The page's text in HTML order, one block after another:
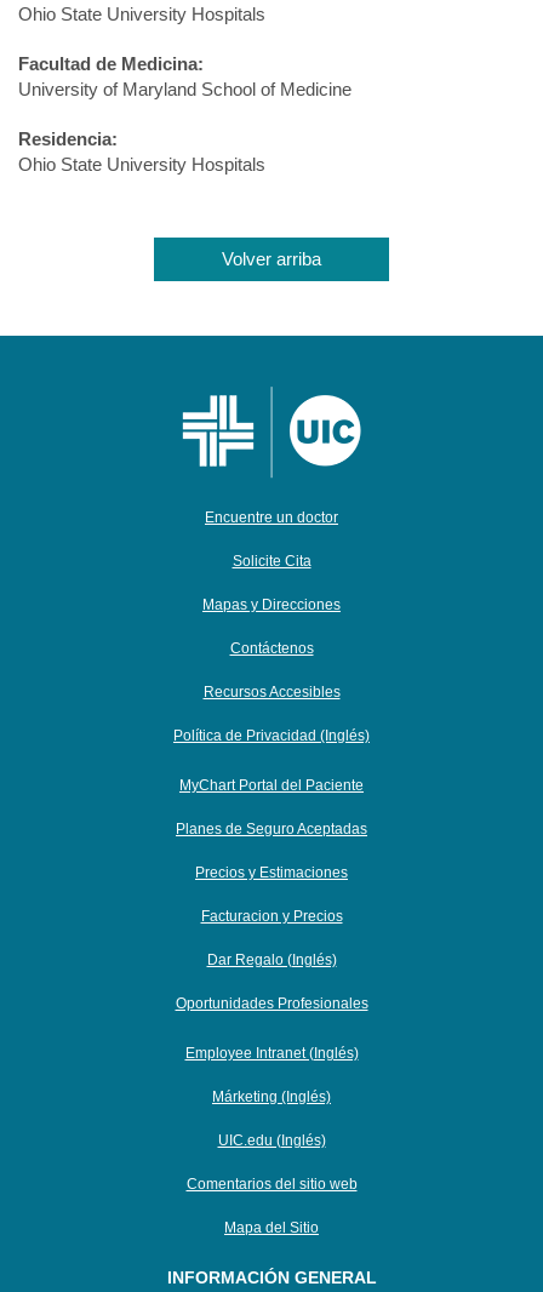
Ohio State University Hospitals
Facultad de Medicina:
University of Maryland School of Medicine
Residencia:
Ohio State University Hospitals
Volver arriba
Encuentre un doctor
Solicite Cita
Mapas y Direcciones
Contáctenos
Recursos Accesibles
Política de Privacidad (Inglés)
MyChart Portal del Paciente
Planes de Seguro Aceptadas
Precios y Estimaciones
Facturacion y Precios
Dar Regalo (Inglés)
Oportunidades Profesionales
Employee Intranet (Inglés)
Márketing (Inglés)
UIC.edu (Inglés)
Comentarios del sitio web
Mapa del Sitio
INFORMACIÓN GENERAL